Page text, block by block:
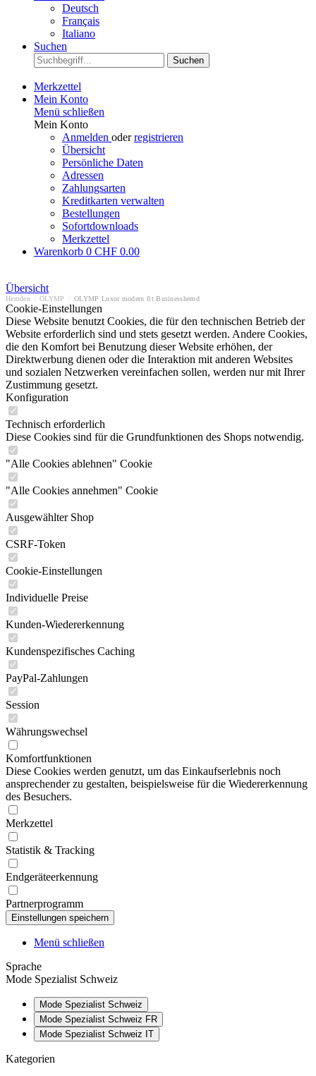
Deutsch
Français
Italiano
Suchen
Suchen
Merkzettel
Mein Konto
Menü schließen
Mein Konto
Anmelden oderregistrieren
Übersicht
Persönliche Daten
Adressen
Zahlungsarten
Kreditkarten verwalten
Bestellungen
Sofortdownloads
Merkzettel
Warenkorb 0 CHF 0.00
Übersicht
Hemden OLYMP OLYMP Luxor modern fit Businesshemd
Cookie-Einstellungen
Diese Website benutzt Cookies, die für den technischen Betrieb der
Website erforderlich sind und stets gesetzt werden. Andere Cookies,
die den Komfort bei Benutzung dieser Website erhöhen, der
Direktwerbung dienen oder die Interaktion mit anderen Websites
und sozialen Netzwerken vereinfachen sollen, werden nur mit Ihrer
Zustimmung gesetzt.
Konfiguration
Technisch erforderlich
Diese Cookies sind für die Grundfunktionen des Shops notwendig.
"Alle Cookies ablehnen" Cookie
"Alle Cookies annehmen" Cookie
Ausgewählter Shop
CSRF-Token
Cookie-Einstellungen
Individuelle Preise
Kunden-Wiedererkennung
Kundenspezifisches Caching
PayPal-Zahlungen
Session
Währungswechsel
Komfortfunktionen
Diese Cookies werden genutzt, um das Einkaufserlebnis noch
ansprechender zu gestalten, beispielsweise für die Wiedererkennung
des Besuchers.
Merkzettel
Statistik & Tracking
Endgeräteerkennung
Partnerprogramm
Menü schließen
Sprache
Mode Spezialist Schweiz
Mode Spezialist Schweiz
Mode Spezialist Schweiz FR
Mode Spezialist Schweiz IT
Kategorien